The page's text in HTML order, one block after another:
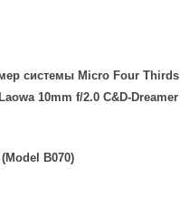
системы Micro Four Thirds
10mm f/2.0 C&D-Dreamer
B070)